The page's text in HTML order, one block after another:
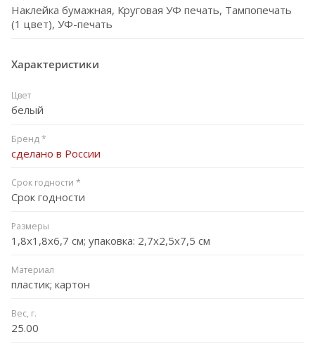
Наклейка бумажная, Круговая УФ печать, Тампопечать
(1 цвет), УФ-печать
Характеристики
Цвет
белый
Бренд *
сделано в России
Срок годности *
Срок годности
Размеры
1,8x1,8x6,7 см; упаковка: 2,7x2,5x7,5 см
Материал
пластик; картон
Вес, г.
25.00